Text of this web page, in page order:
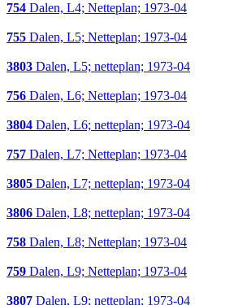
754 Dalen, L4; Netteplan; 1973-04
755 Dalen, L5; Netteplan; 1973-04
3803 Dalen, L5; netteplan; 1973-04
756 Dalen, L6; Netteplan; 1973-04
3804 Dalen, L6; netteplan; 1973-04
757 Dalen, L7; Netteplan; 1973-04
3805 Dalen, L7; netteplan; 1973-04
3806 Dalen, L8; netteplan; 1973-04
758 Dalen, L8; Netteplan; 1973-04
759 Dalen, L9; Netteplan; 1973-04
3807 Dalen, L9; netteplan; 1973-04